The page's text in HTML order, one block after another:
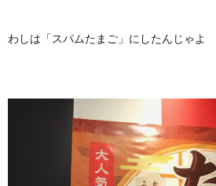
わしは「スパムたまご」にしたんじゃよ